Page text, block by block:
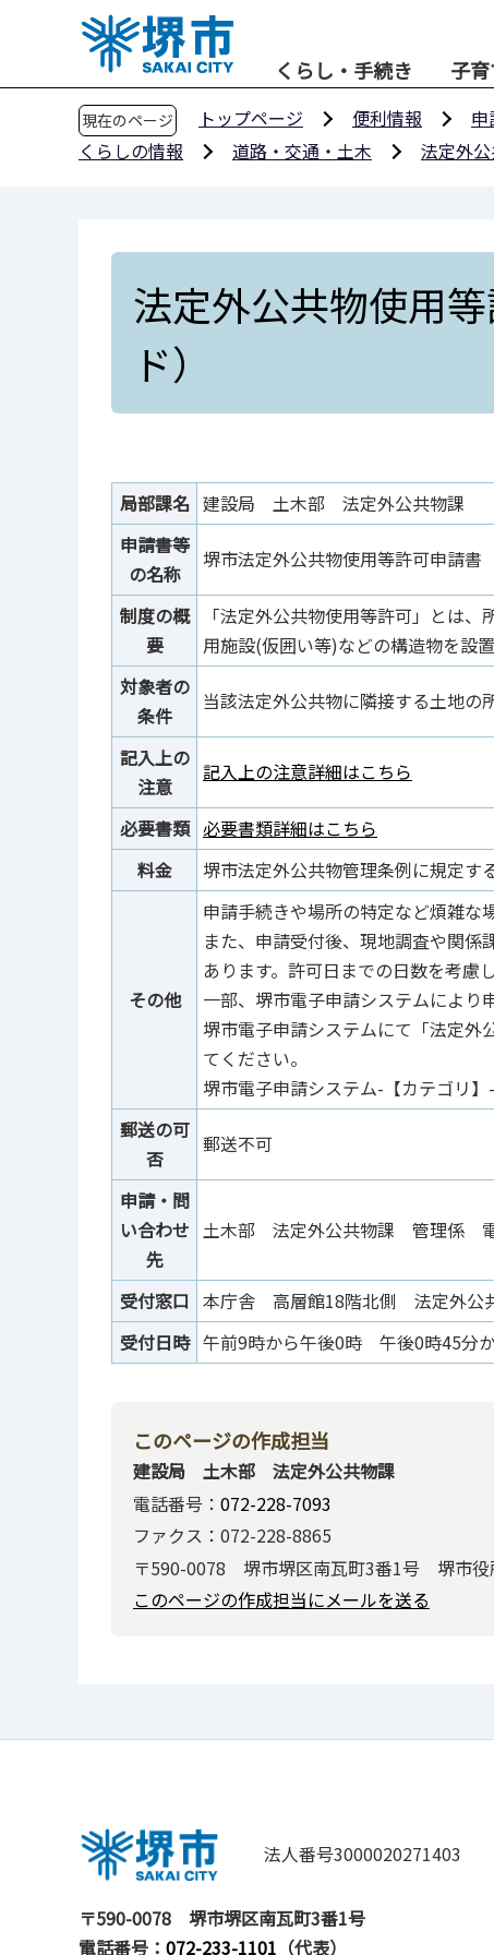
くらし・手続き 子
現在のページ トップページ 便利情報 申
くらしの情報
道路・交通・土木 法定外
法定外公共物使用
ド）
局部課名 建設局 土木部 法定外公共物課
申請書等
の名称
堺市法定外公共物使用等許可申請書
制度の概
要
「法定外公共物使用等許可」とは
用施設(仮囲い等)などの構造物を設
対象者の
条件
当該法定外公共物に隣接する土地の
記入上の
注意
記入上の注意詳細はこちら
必要書類 必要書類詳細はこちら
料金
堺市法定外公共物管理条例に規定す
その他
申請手続きや場所の特定など煩雑な
また、申請受付後、現地調査や関
あります。許可日までの日数を考慮
一部、堺市電子申請システムにより
堺市電子申請システムにて「法定外
てください。
堺市電子申請システム-【カテゴリ
郵送の可
否
郵送不可
申請・問
い合わせ
先
土木部 法定外公共物課 管理係
受付窓口 本庁舎 高層館18階北側 法定外公
受付日時 午前9時から午後0時 午後0時45分
このページの作成担当
建設局 土木部 法定外公共物課
電話番号： 072-228-7093
ファクス：072-228-8865
〒590-0078 堺市堺区南瓦町3番1号 堺市役
このページの作成担当にメールを送る
法人番号3000020271403
〒590-0078
堺市堺区南瓦町3番1号
電話番号： 072-233-1101 （代表）